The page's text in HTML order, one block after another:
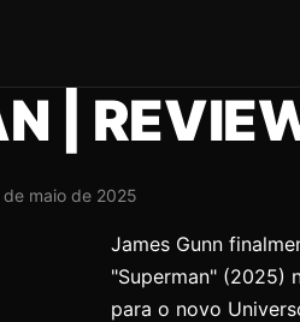
|
maio de 2025
James Gunn
"Superman" (2025)
para o novo